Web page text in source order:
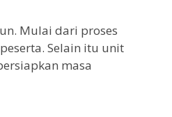
Mulai dari proses
Selain itu unit
masa